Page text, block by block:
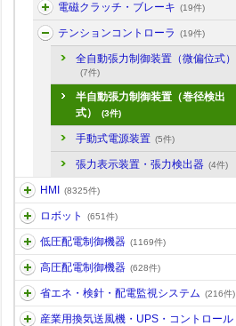
電磁クラッチ・ブレーキ (19件)
テンションコントローラ (19件)
全自動張力制御装置（微偏位式）
(7件)
半自動張力制御装置（巻径検出
式）
(3件)
手動式電源装置 (5件)
張力表示装置・張力検出器 (4件)
HMI (8325件)
ロボット (651件)
低圧配電制御機器 (1169件)
高圧配電制御機器 (628件)
省エネ・検針・配電監視システム (216件)
産業用換気送風機・UPS・コントロール